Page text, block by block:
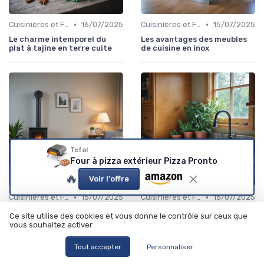
Cuisinières et Fours • 16/07/2025
Le charme intemporel du
plat à tajine en terre cuite
Cuisinières et Fours • 15/07/2025
Les avantages des meubles
de cuisine en inox
Cuisinières et Fours • 15/07/2025
Choisir le meilleur poêle
électrique pour votre maison
Cuisinières et Fours • 15/07/2025
Les avantages d'un évier en
pierre pour votre cuisine
Tefal
Four à pizza extérieur Pizza Pronto
🔥 Voir l'offre
Ce site utilise des cookies et vous donne le contrôle sur ceux que
vous souhaitez activer
Tout accepter Personnaliser